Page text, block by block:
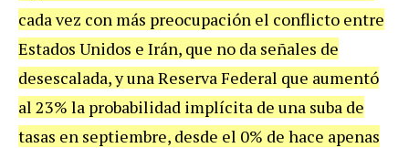
cada vez con más preocupación el conflicto entre
Estados Unidos e Irán, que no da señales de
desescalada, y una Reserva Federal que aumentó
al 23% la probabilidad implícita de una suba de
tasas en septiembre, desde el 0% de hace apenas